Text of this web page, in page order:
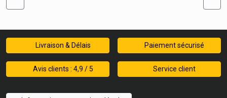
Livraison & Délais Paiement sécurisé
Avis clients : 4,9 / 5 Service client